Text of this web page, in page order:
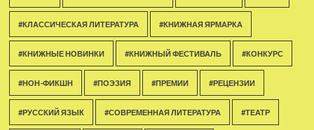
#КЛАССИЧЕСКАЯ ЛИТЕРАТУРА #КНИЖНАЯ ЯРМАРКА
#КНИЖНЫЕ НОВИНКИ #КНИЖНЫЙ ФЕСТИВАЛЬ #КОНКУРС
#НОН-ФИКШН #ПОЭЗИЯ #ПРЕМИИ #РЕЦЕНЗИИ
#РУССКИЙ ЯЗЫК #СОВРЕМЕННАЯ ЛИТЕРАТУРА #ТЕАТР